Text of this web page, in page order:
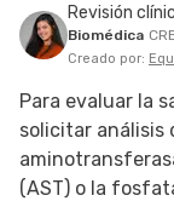
EMBARAZO
SIGUE
Revisión
Biomédica
Creado por:
Para evaluar la
solicitar análisis
(AST) o la